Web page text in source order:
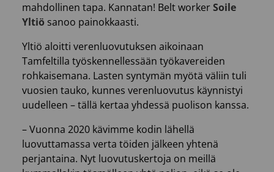
mahdollinen tapa. Kannatan! Belt workerSoile
Yltiö sanoo painokkaasti.
Yltiö aloitti verenluovutuksen aikoinaan
Tamfeltilla työskennellessään työkavereiden
rohkaisemana. Lasten syntymän myötä väliin tuli
vuosien tauko, kunnes verenluovutus käynnistyi
uudelleen – tällä kertaa yhdessä puolison kanssa.
– Vuonna 2020 kävimme kodin lähellä
luovuttamassa verta töiden jälkeen yhtenä
perjantaina. Nyt luovutuskertoja on meillä